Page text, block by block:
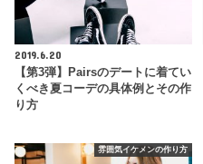
2019.6.20
【第3弾】Pairsのデートに着てい
くべき夏コーデの具体例とその作
り方
雰囲気イケメンの作り方